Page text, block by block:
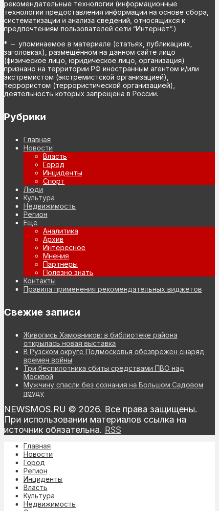
рекомендательные технологии (информационные
технологии предоставления информации на основе сбора,
систематизации и анализа сведений, относящихся к
предпочтениям пользователей сети “Интернет”.)
* – упоминаемое в материале (статьях, публикациях,
заголовках), размещённом на данном сайте лицо
(физическое лицо, юридическое лицо, организация)
признано на территории РФ иностранным агентом и/или
экстремистом (экстремистской организацией),
террористом (террористической организацией),
деятельность которых запрещена в России.
Рубрики
Главная
Новости
Власть
Город
Инциденты
Спорт
Люди
Культура
Недвижимость
Регион
Еще
Аналитика
Архив
Интересное
Мнения
Партнеры
Полезно знать
Контакты
Правила применения рекомендательных виджетов
Свежие записи
Живопись Хамовников: в библиотеке района
открылась новая выставка
В Рузском округе Подмосковья обезврежен снаряд
времен войны
Три беспилотника сбиты средствами ПВО над
Москвой
Мужчину спасли без сознания на Большом Садовом
пруду
NEWSMOS.RU © 2026. Все права защищены.
При использовании материалов ссылка на
источник обязательна. RSS
Главная
Новости
Город
Регион
Инциденты
Власть
Культура
Недвижимость